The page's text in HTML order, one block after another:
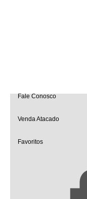
Fale Conosco
Venda Atacado
Favoritos